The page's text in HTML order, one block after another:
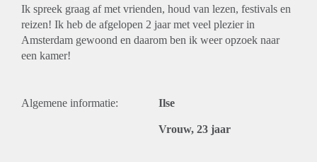
Ik spreek graag af met vrienden, houd van lezen, festivals en
reizen! Ik heb de afgelopen 2 jaar met veel plezier in
Amsterdam gewoond en daarom ben ik weer opzoek naar
een kamer!
Algemene informatie: Ilse
Vrouw, 23 jaar